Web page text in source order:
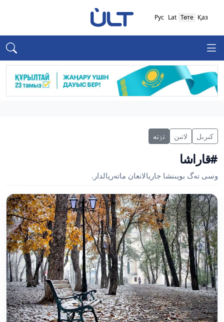
Қаз
Төте
Lat
Рус
كىرىل لاتىن تٶتە
#قاراشا
وسى تەگ بويىنشا جاريالانعان ماتەريالدار.